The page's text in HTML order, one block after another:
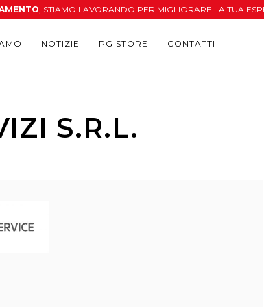
, STIAMO LAVORANDO PER MIGLIORARE LA TUA
NOTIZIE PG STORE CONTATTI
S.R.L.